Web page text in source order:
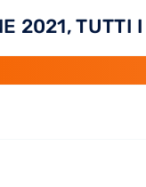
2021, TUTTI